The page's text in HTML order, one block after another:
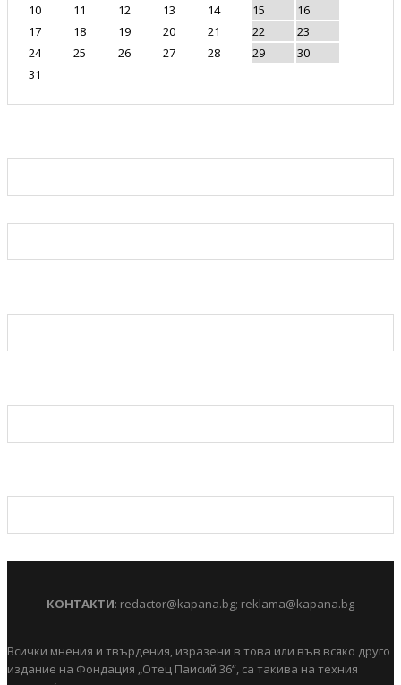
10
11 12 13 14 15
16
17
18 19 20 21 22
23
24
25 26 27 28 29
30
31
КОНТАКТИ: redactor@kapana.bg; reklama@kapana.bg
Всички мнения и твърдения, изразени в това или във всяко друго
издание на Фондация „Отец Паисий 36“, са такива на техния